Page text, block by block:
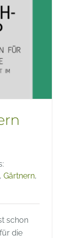
, Gärtnern,
schon
die